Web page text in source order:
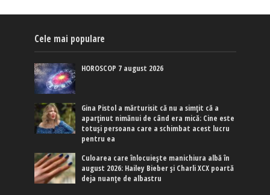
Cele mai populare
HOROSCOP 7 august 2026
Gina Pistol a mărturisit că nu a simțit că a
aparținut nimănui de când era mică: Cine este
totuși persoana care a schimbat acest lucru
pentru ea
Culoarea care înlocuiește manichiura albă în
august 2026: Hailey Bieber și Charli XCX poartă
deja nuanțe de albastru